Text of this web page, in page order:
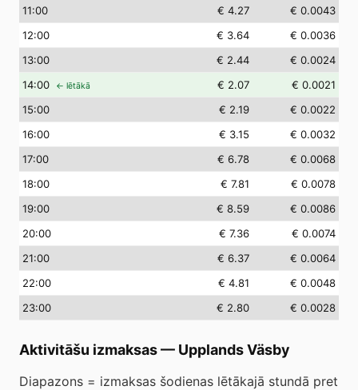
11:00 € 4.27
€ 0.0043
12:00 € 3.64
€ 0.0036
13:00 € 2.44
€ 0.0024
14:00 ← lētākā € 2.07
€ 0.0021
15:00 € 2.19
€ 0.0022
16:00 € 3.15
€ 0.0032
17:00 € 6.78
€ 0.0068
18:00 € 7.81
€ 0.0078
19:00 € 8.59
€ 0.0086
20:00 € 7.36
€ 0.0074
21:00 € 6.37
€ 0.0064
22:00 € 4.81
€ 0.0048
23:00 € 2.80 € 0.0028
Aktivitāšu izmaksas— Upplands Väsby
Diapazons = izmaksas šodienas lētākajā stundā pret